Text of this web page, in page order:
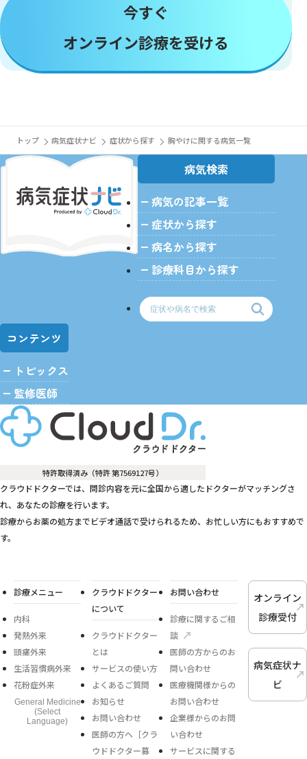
>
今すぐ
オンライン診療を受ける
トップ 病気症状ナビ 症状から探す 胸やけに関する病気一覧
病気検索
病気の記事一覧
症状から探す
病名から探す
診療科目から探す
コンテンツ
トピックス
監修医師
特許取得済み（特許 第7569127号）
クラウドドクターでは、問診内容を元に全国から適したドクターがマッチングさ
れ、あなたの診療を行います。
診療からお薬の処方までビデオ通話で受けられるため、お忙しい方にもおすすめで
す。
診療メニュー
内科
発熱外来
頭痛外来
生活習慣病外来
花粉症外来
General Medicine
(Select
Language)
クラウドドクター
について
クラウドドクター
とは
サービスの使い方
よくあるご質問
お知らせ
お問い合わせ
医師の方へ［クラ
ウドドクター募
お問い合わせ
診療に関するご相
談
医師の方からのお
問い合わせ
医療機関様からの
お問い合わせ
企業様からのお問
い合わせ
サービスに関する
オンライン
診療受付
病気症状ナ
ビ